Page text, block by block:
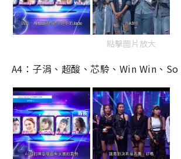
點擊圖片放大
A4：子涓、超酸、芯駖、Win Win、